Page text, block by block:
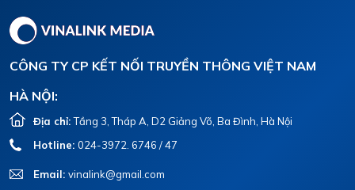
CÔNG TY CP KẾT NỐI TRUYỀN THÔNG VIỆT NAM
HÀ NỘI:
Địa chỉ:Tầng 3, Tháp A, D2 Giảng Võ, Ba Đình, Hà Nội
Hotline: 024-3972. 6746 / 47
Email: vinalink@gmail.com